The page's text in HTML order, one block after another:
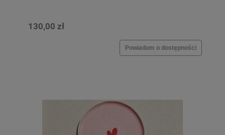
130,00 zł
Powiadom o dostępności